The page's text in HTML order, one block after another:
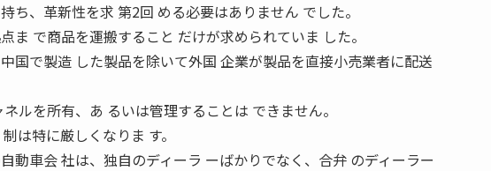
ち、革新性を求 第2回 める必要はありません でした。
ま で商品を運搬すること だけが求められていま した。
国で製造 した製品を除いて外国 企業が製品を直接小売業者に配送
ルを所有、あ るいは管理することは できません。
は特に厳しくなりま す。
動車会 社は、独自のディーラ ーばかりでなく、合弁 のディーラー